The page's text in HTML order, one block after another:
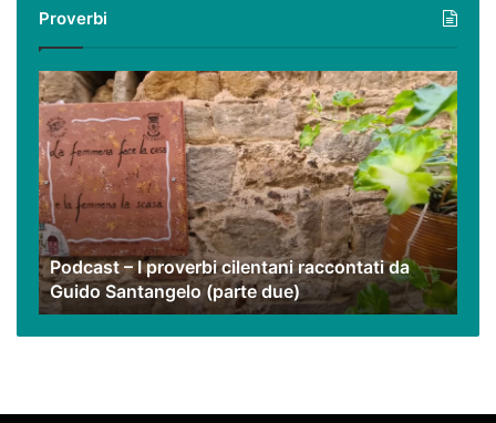
nostri
video
Proverbi
Podcast
–
I
proverbi
cilentani
raccontati
da
Guido
Santangelo
(parte
due)
Podcast – I proverbi cilentani raccontati da
Guido Santangelo (parte due)